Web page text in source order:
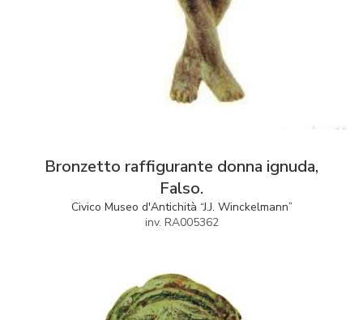
Bronzetto raffigurante donna ignuda,
Falso.
Civico Museo d'Antichità “J.J. Winckelmann”
inv. RA005362